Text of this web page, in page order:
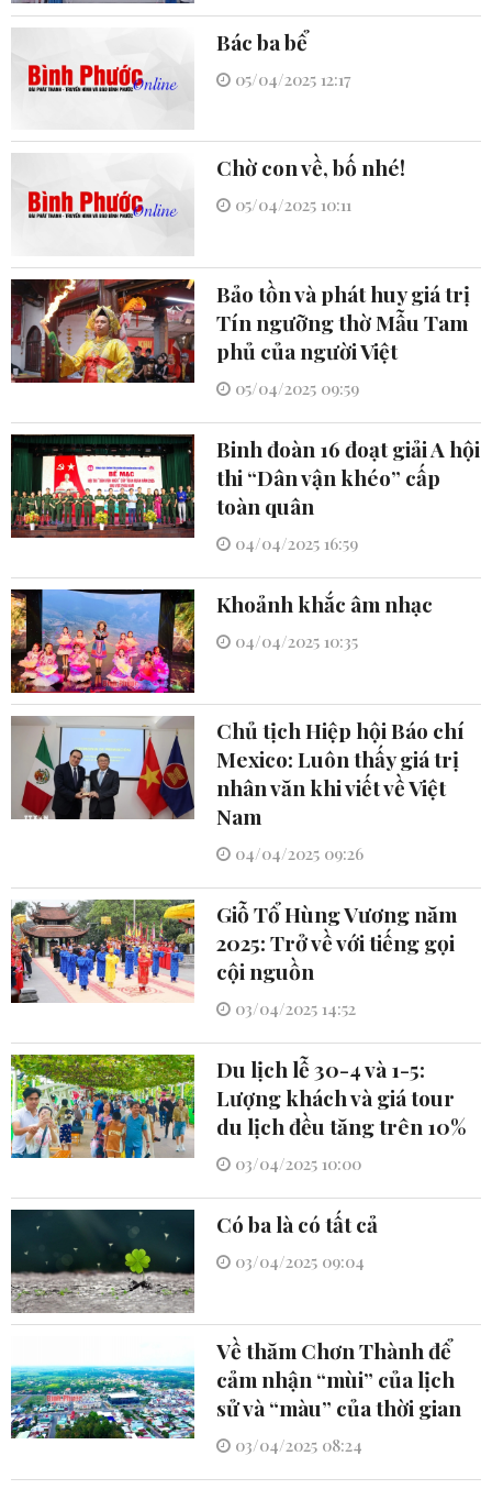
Bác ba bể
05/04/2025 12:17
Chờ con về, bố nhé!
05/04/2025 10:11
Bảo tồn và phát huy giá trị
Tín ngưỡng thờ Mẫu Tam
phủ của người Việt
05/04/2025 09:59
Binh đoàn 16 đoạt giải A hội
thi “Dân vận khéo” cấp
toàn quân
04/04/2025 16:59
Khoảnh khắc âm nhạc
04/04/2025 10:35
Chủ tịch Hiệp hội Báo chí
Mexico: Luôn thấy giá trị
nhân văn khi viết về Việt
Nam
04/04/2025 09:26
Giỗ Tổ Hùng Vương năm
2025: Trở về với tiếng gọi
cội nguồn
03/04/2025 14:52
Du lịch lễ 30-4 và 1-5:
Lượng khách và giá tour
du lịch đều tăng trên 10%
03/04/2025 10:00
Có ba là có tất cả
03/04/2025 09:04
Về thăm Chơn Thành để
cảm nhận “mùi” của lịch
sử và “màu” của thời gian
03/04/2025 08:24